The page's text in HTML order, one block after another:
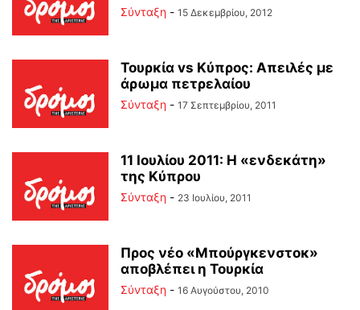
Σύνταξη - 15 Δεκεμβρίου, 2012
Τουρκία vs Κύπρος: Απειλές με
άρωμα πετρελαίου
Σύνταξη - 17 Σεπτεμβρίου, 2011
11 Ιουλίου 2011: Η «ενδεκάτη»
της Κύπρου
Σύνταξη - 23 Ιουλίου, 2011
Προς νέο «Μπούργκενστοκ»
αποβλέπει η Τουρκία
Σύνταξη - 16 Αυγούστου, 2010